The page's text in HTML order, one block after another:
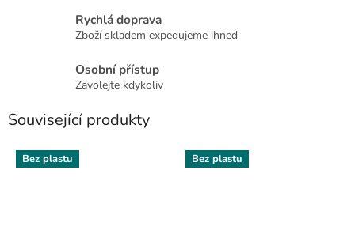
Rychlá doprava
Zboží skladem expedujeme ihned
Osobní přístup
Zavolejte kdykoliv
Související produkty
Bez plastu Bez plastu